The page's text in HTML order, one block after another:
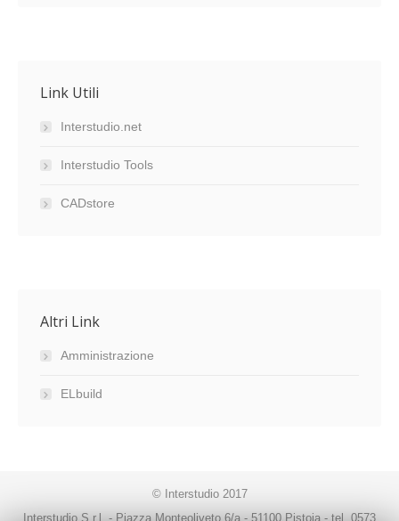
Link Utili
Interstudio.net
Interstudio Tools
CADstore
Altri Link
Amministrazione
ELbuild
© Interstudio 2017
Interstudio S.r.l. - Piazza Monteoliveto 6/a - 51100 Pistoia - tel. 0573